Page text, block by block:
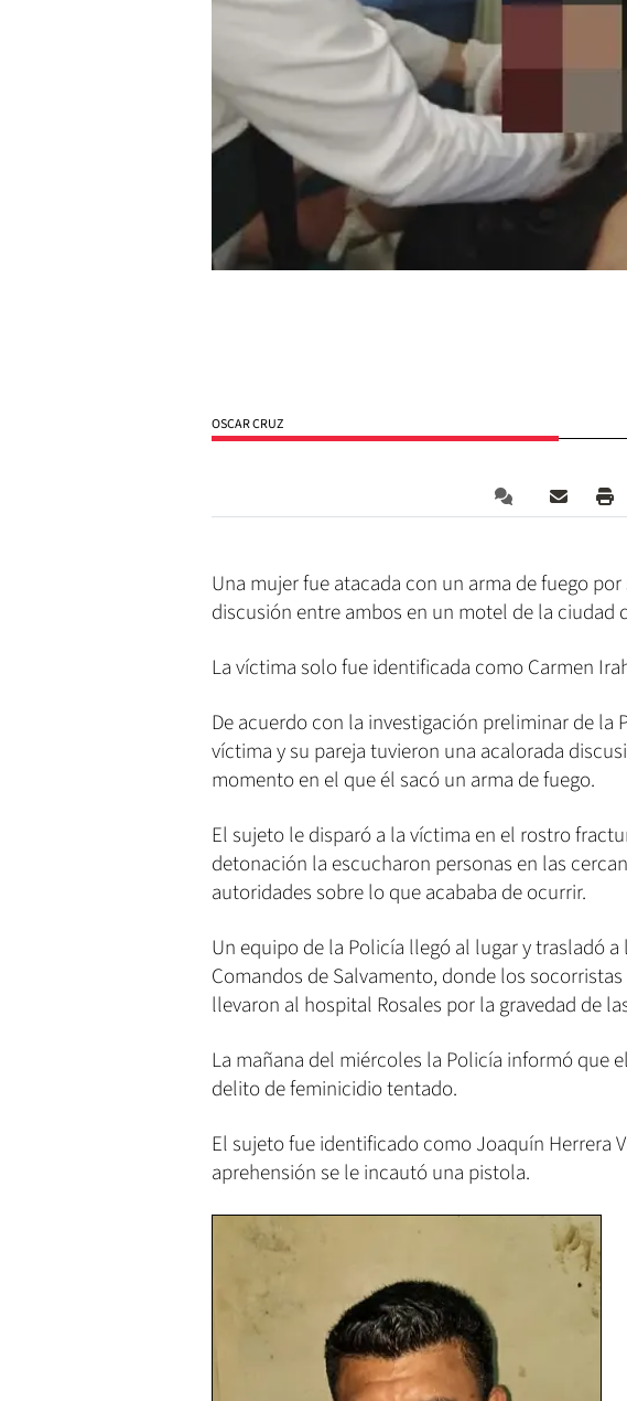
OSCAR CRUZ
Una mujer fue atacada con un arma de fuego
discusión entre ambos en un motel de la ciudad
La víctima solo fue identificada como Carmen
De acuerdo con la investigación preliminar de la
víctima y su pareja tuvieron una acalorada
momento en el que él sacó un arma de fuego.
El sujeto le disparó a la víctima en el rostro
detonación la escucharon personas en las
autoridades sobre lo que acababa de ocurrir.
Un equipo de la Policía llegó al lugar y trasladó
Comandos de Salvamento, donde los
llevaron al hospital Rosales por la gravedad de
La mañana del miércoles la Policía informó que
delito de feminicidio tentado.
El sujeto fue identificado comoJoaquín Herrera
aprehensión se le incautó una pistola.